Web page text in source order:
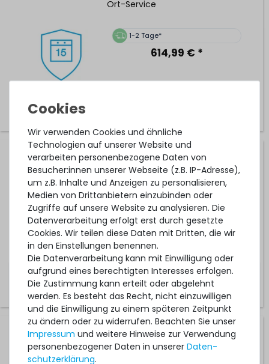
Ort-Service
1-2 Tage*
614,99 € *
Hardware Care Pack für DELL PowerEdge R720xd Server -
1 Jahr mit Pickup & Return Service
1-2 Tage*
218,99 € *
Hardware Care Pack für DELL PowerEdge R720xd Server -
1 Jahr mit Next-Business-Day Support und 5x9 Vor-Ort-
Wir verwenden Cookies und ähnliche
Technologien auf unserer Website und
verarbeiten personenbezogene Daten von
Besucher:innen unserer Webseite (z.B. IP-Adresse),
um z.B. Inhalte und Anzeigen zu personalisieren,
Medien von Drittanbietern einzubinden oder
Zugriffe auf unsere Website zu analysieren. Die
Datenverarbeitung erfolgt erst durch gesetzte
Cookies. Wir teilen diese Daten mit Dritten, die wir
in den Einstellungen benennen.
Die Datenverarbeitung kann mit Einwilligung oder
aufgrund eines berechtigten Interesses erfolgen.
Die Zustimmung kann erteilt oder abgelehnt
werden. Es besteht das Recht, nicht einzuwilligen
und die Einwilligung zu einem späteren Zeitpunkt
zu ändern oder zu widerrufen. Beachten Sie unser
Impressum und weitere Hinweise zur Verwendung
personenbezogener Daten in unserer Daten­
schutz­erklärung.